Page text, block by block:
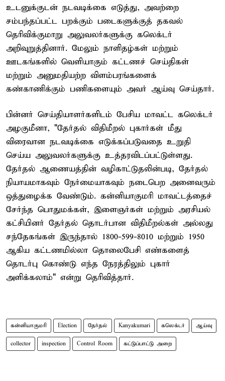
உடனுக்குடன் நடவடிக்கை எடுத்து, அவற்றை
சம்பந்தப்பட்ட பறக்கும் படைகளுக்குத் தகவல்
தெரிவிக்குமாறு அலுவலர்களுக்கு கலெக்டர்
அறிவுறுத்தினார். மேலும் நாளிதழ்கள் மற்றும்
ஊடகங்களில் வெளியாகும் கட்டணச் செய்திகள்
மற்றும் அனுமதியற்ற விளம்பரங்களைக்
கண்காணிக்கும் பணிகளையும் அவர் ஆய்வு செய்தார்.
பின்னர் செய்தியாளர்களிடம் பேசிய மாவட்ட கலெக்டர்
அழகுமீனா, "தேர்தல் விதிமீறல் புகார்கள் மீது
விரைவான நடவடிக்கை எடுக்கப்படுவதை உறுதி
செய்ய அலுவலர்களுக்கு உத்தரவிடப்பட்டுள்ளது.
தேர்தல் ஆணையத்தின் வழிகாட்டுதலின்படி, தேர்தல்
நியாயமாகவும் நேர்மையாகவும் நடைபெற அனைவரும்
ஒத்துழைக்க வேண்டும். கன்னியாகுமரி மாவட்டத்தைச்
சேர்ந்த பொதுமக்கள், இளைஞர்கள் மற்றும் அரசியல்
கட்சியினர் தேர்தல் தொடர்பான விதிமீறல்கள் அல்லது
சந்தேகங்கள் இருந்தால் 1800-599-8010 மற்றும் 1950
ஆகிய கட்டணமில்லா தொலைபேசி எண்களைத்
தொடர்பு கொண்டு எந்த நேரத்திலும் புகார்
அளிக்கலாம்" என்று தெரிவித்தார்.
கன்னியாகுமரி Election தேர்தல் Kanyakumari கலெக்டர் ஆய்வு
collector inspection Control Room கட்டுப்பாட்டு அறை